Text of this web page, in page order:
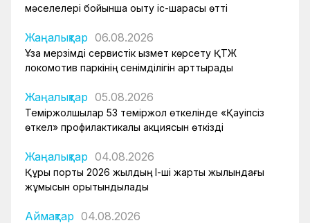
мәселелері бойынша оқыту іс-шарасы өтті
Жаңалықтар 06.08.2026
Ұзақ мерзімді сервистік қызмет көрсету ҚТЖ
локомотив паркінің сенімділігін арттырады
Жаңалықтар 05.08.2026
Теміржолшылар 53 теміржол өткелінде «Қауіпсіз
өткел» профилактикалық акциясын өткізді
Жаңалықтар 04.08.2026
Құрық порты 2026 жылдың І-ші жарты жылындағы
жұмысын қорытындылады
Аймақтар 04.08.2026